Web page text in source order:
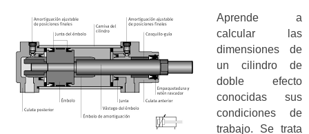
Aprende a
calcular las
dimensiones de
un cilindro de
doble efecto
conocidas sus
condiciones de
trabajo. Se trata